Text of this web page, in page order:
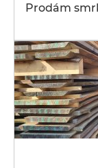
Prodám